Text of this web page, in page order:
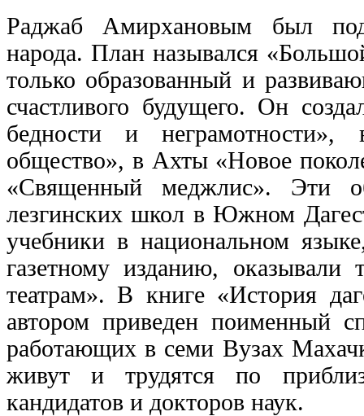
Раджаб Амирхановым был
народа. План назывался
только образованный и
счастливого будущего. Он
бедности и неграмотности»,
общество», в Ахты «Новое
«Священный меджлис». Эти
лезгинских школ в Южном
учебники в национальном
газетному изданию,
театрам». В книге «История
автором приведен поименный
работающих в семи Вузах
живут и трудятся по
кандидатов и докторов наук.